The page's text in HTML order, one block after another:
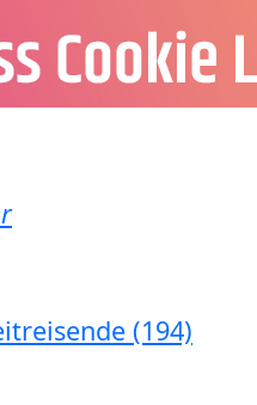
(194)